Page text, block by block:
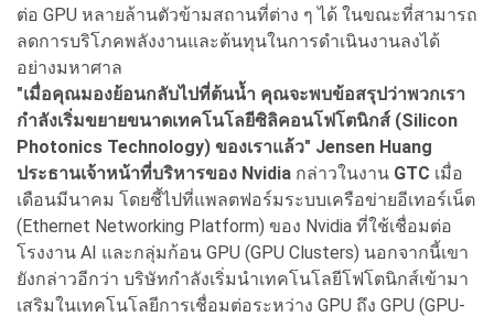
ต่อ GPU หลายล้านตัวข้ามสถานที่ต่าง ๆ ได้ ในขณะที่สามารถ
ลดการบริโภคพลังงานและต้นทุนในการดำเนินงานลงได้
อย่างมหาศาล
"เมื่อคุณมองย้อนกลับไปที่ต้นน้ำ คุณจะพบข้อสรุปว่าพวกเรา
กำลังเริ่มขยายขนาดเทคโนโลยีซิลิคอนโฟโตนิกส์ (Silicon
Photonics Technology) ของเราแล้ว" Jensen Huang
ประธานเจ้าหน้าที่บริหารของ Nvidia กล่าวในงาน GTC เมื่อ
เดือนมีนาคม โดยชี้ไปที่แพลตฟอร์มระบบเครือข่ายอีเทอร์เน็ต
(Ethernet Networking Platform) ของ Nvidia ที่ใช้เชื่อมต่อ
โรงงาน AI และกลุ่มก้อน GPU (GPU Clusters) นอกจากนี้เขา
ยังกล่าวอีกว่า บริษัทกำลังเริ่มนำเทคโนโลยีโฟโตนิกส์เข้ามา
เสริมในเทคโนโลยีการเชื่อมต่อระหว่าง GPU ถึง GPU (GPU-